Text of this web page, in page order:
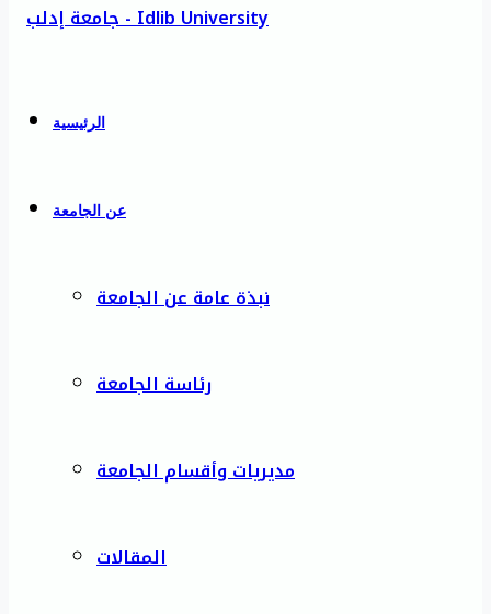
الرئيسية
عن الجامعة
نبذة عامة عن الجامعة
رئاسة الجامعة
مديريات وأقسام الجامعة
المقالات